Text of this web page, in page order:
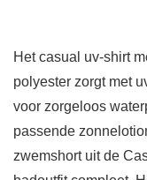
Het casual uv-shirt
polyester zorgt met
voor zorgeloos
passende
zwemshort uit de